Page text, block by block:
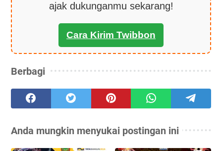
ajak dukunganmu sekarang!
Cara Kirim Twibbon
Berbagi
Anda mungkin menyukai postingan ini